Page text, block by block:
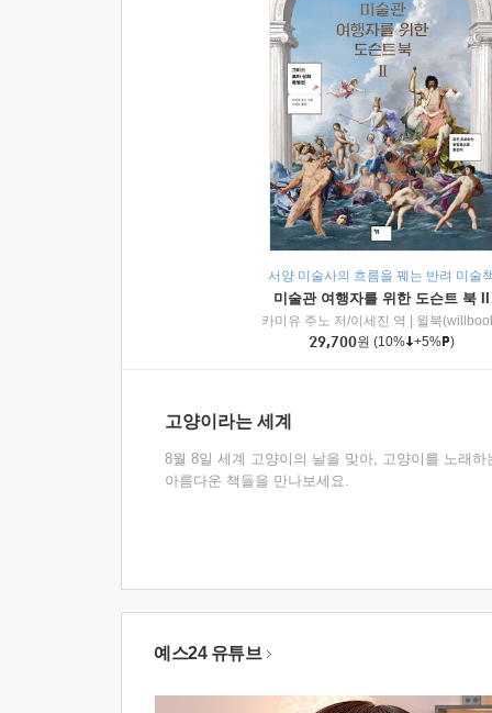
서양 미술사의 흐름을 꿰는 반려 미술
미술관 여행자를 위한 도슨트 북 II
카미유 주노 저/이세진 역
윌북
29,700원 (10% +5% )
고양이라는 세계
8월 8일 세계 고양이의 날을 맞아, 고양이를 노래하
아름다운 책들을 만나보세요.
예스24 유튜브